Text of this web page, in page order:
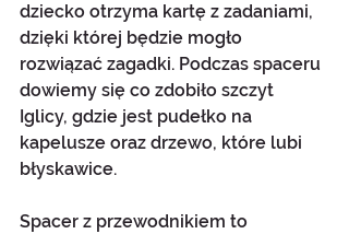
dziecko otrzyma kartę z zadaniami,
dzięki której będzie mogło
rozwiązać zagadki. Podczas spaceru
dowiemy się co zdobiło szczyt
Iglicy, gdzie jest pudełko na
kapelusze oraz drzewo, które lubi
błyskawice.
Spacer z przewodnikiem to